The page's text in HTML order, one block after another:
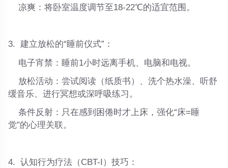
凉爽 ：将卧室温度调节至18-22℃的适宜范围。
3. 建立放松的“睡前仪式” ：
电子宵禁 ：睡前1小时远离手机、电脑和电视。
放松活动 ：尝试阅读（纸质书）、洗个热水澡、听舒
缓音乐、进行冥想或深呼吸练习。
条件反射 ：只在感到困倦时才上床，强化“床=睡
觉”的心理关联。
4. 认知行为疗法（CBT-I）技巧 ：